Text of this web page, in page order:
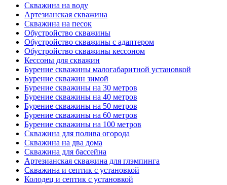
Скважина на воду
Артезианская скважина
Скважина на песок
Обустройство скважины
Обустройство скважины с адаптером
Обустройство скважины кессоном
Кессоны для скважин
Бурение скважины малогабаритной установкой
Бурение скважин зимой
Бурение скважины на 30 метров
Бурение скважины на 40 метров
Бурение скважины на 50 метров
Бурение скважины на 60 метров
Бурение скважины на 100 метров
Скважина для полива огорода
Скважина на два дома
Скважина для бассейна
Артезианская скважина для глэмпинга
Скважина и септик с установкой
Колодец и септик с установкой